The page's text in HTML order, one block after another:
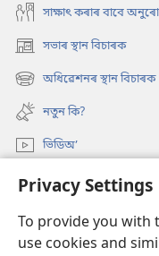
Privacy Settings
To provide you with
use cookies and
সাক্ষাৎ কৰাৰ বাবে
সভাৰ স্থান বিচাৰক
(opens
new
window)
অধিৱেশনৰ স্থান বিচাৰক
(opens
new
window)
নতুন কি?
ভিডিঅ’
অনুসন্ধান
দান-বৰঙণি
(opens
new